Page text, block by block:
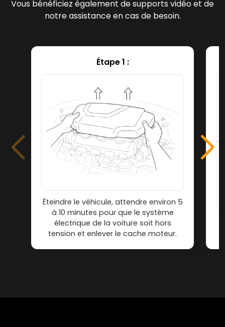
Vous bénéficiez également de supports vidéo et de
notre assistance en cas de besoin.
Étape 1 :
Éteindre le véhicule, attendre environ 5
à 10 minutes pour que le système
électrique de la voiture soit hors
tension et enlever le cache moteur.